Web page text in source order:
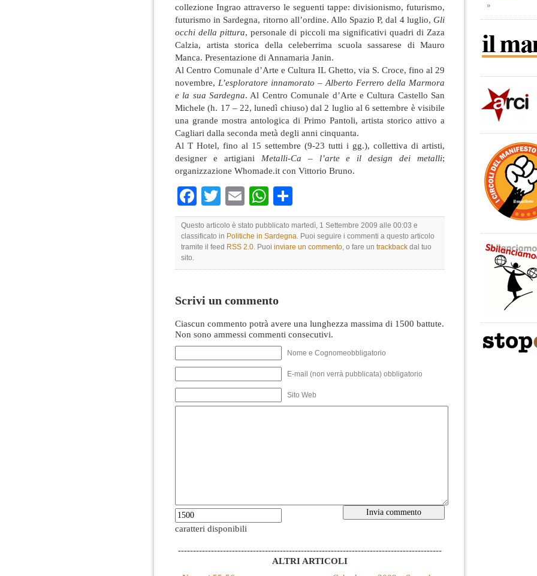
collezione Ingrao attraverso le seguenti tappe: divisionismo, futurismo,
futurismo in Sardegna, ritorno all’ordine. Allo Spazio P, dal 4 luglio, Gli
occhi della pittura, personale di piccoli ma significativi quadri di Zaza
Calzia, artista storica della celeberrima scuola sassarese di Mauro
Manca. Presentazione di Annamaria Janin.
Al Centro Comunale d’Arte e Cultura IL Ghetto, via S. Croce, fino al 29
novembre, L’esploratore innamorato – Alberto Ferrero della Marmora
e la sua Sardegna. Al Centro Comunale d’Arte e Cultura Castello San
Michele (h. 17 – 22, lunedì chiuso) dal 2 luglio al 6 settembre è visibile
una grande mostra antologica di Primo Pantoli, artista storico attivo a
Cagliari dalla seconda metà degli anni cinquanta.
Al T Hotel, fino al 15 settembre (9-23 tutti i gg.), collettiva di artisti,
designer e artigiani Metalli-Ca – l’arte e il design dei metalli;
organizzazione Whomade.it con Vittorio Bruno.
Facebook
TwitterEmailWhatsApp
Questo articolo è stato pubblicato martedì, 1 Settembre 2009 alle 00:03 e
classificato in Politiche in Sardegna. Puoi seguire i commenti a questo articolo
tramite il feed RSS 2.0. Puoi inviare un commento, o fare un trackback dal tuo
sito.
Scrivi un commento
Ciascun commento potrà avere una lunghezza massima di 1500 battute.
Non sono ammessi commenti consecutivi.
Nome e Cognomeobbligatorio
E-mail (non verrà pubblicata) obbligatorio
Sito Web
caratteri disponibili
----------------------------------------------------------------------------------------
ALTRI ARTICOLI